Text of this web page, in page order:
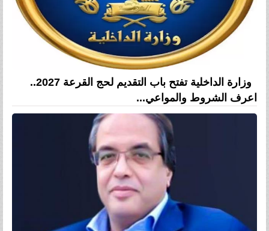
وزارة الداخلية تفتح باب التقديم لحج القرعة 2027..
اعرف الشروط والمواعي...